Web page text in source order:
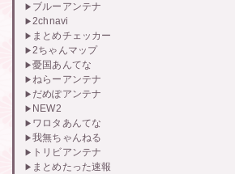
ブルーアンテナ
2chnavi
まとめチェッカー
2ちゃんマップ
憂国あんてな
ねらーアンテナ
だめぽアンテナ
NEW2
ワロタあんてな
我無ちゃんねる
トリビアンテナ
まとめたった速報